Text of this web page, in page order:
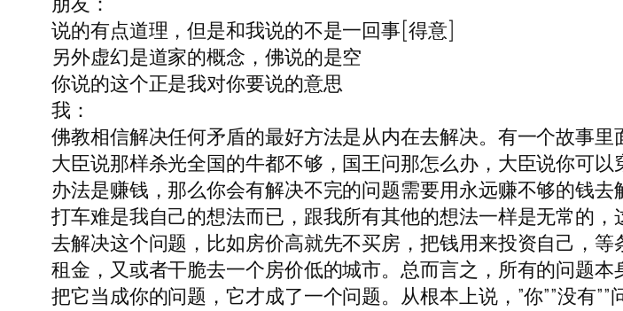
说的有点道理，但是和我说的不是一回事[得意]
另外虚幻是道家的概念，佛说的是空
你说的这个正是我对你要说的意思
我：
佛教相信解决任何矛盾的最好方法是从内在去解决。有一个故事
大臣说那样杀光全国的牛都不够，国王问那怎么办，大臣说你可
办法是赚钱，那么你会有解决不完的问题需要用永远赚不够的钱
打车难是我自己的想法而已，跟我所有其他的想法一样是无常的
去解决这个问题，比如房价高就先不买房，把钱用来投资自己，
租金，又或者干脆去一个房价低的城市。总而言之，所有的问题
把它当成你的问题，它才成了一个问题。从根本上说，”你””没有””